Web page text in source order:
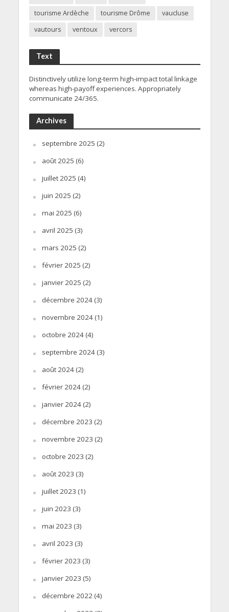
tourisme Ardèche
tourisme Drôme
vaucluse
vautours
ventoux vercors
Text
Distinctively utilize long-term high-impact total linkage
whereas high-payoff experiences. Appropriately
communicate 24/365.
Archives
septembre 2025 (2)
août 2025 (6)
juillet 2025 (4)
juin 2025 (2)
mai 2025 (6)
avril 2025 (3)
mars 2025 (2)
février 2025 (2)
janvier 2025 (2)
décembre 2024(3)
novembre 2024(1)
octobre 2024(4)
septembre 2024(3)
août 2024(2)
février 2024(2)
janvier 2024(2)
décembre 2023 (2)
novembre 2023 (2)
octobre 2023 (2)
août 2023 (3)
juillet 2023 (1)
juin 2023 (3)
mai 2023 (3)
avril 2023 (3)
février 2023 (3)
janvier 2023 (5)
décembre 2022 (4)